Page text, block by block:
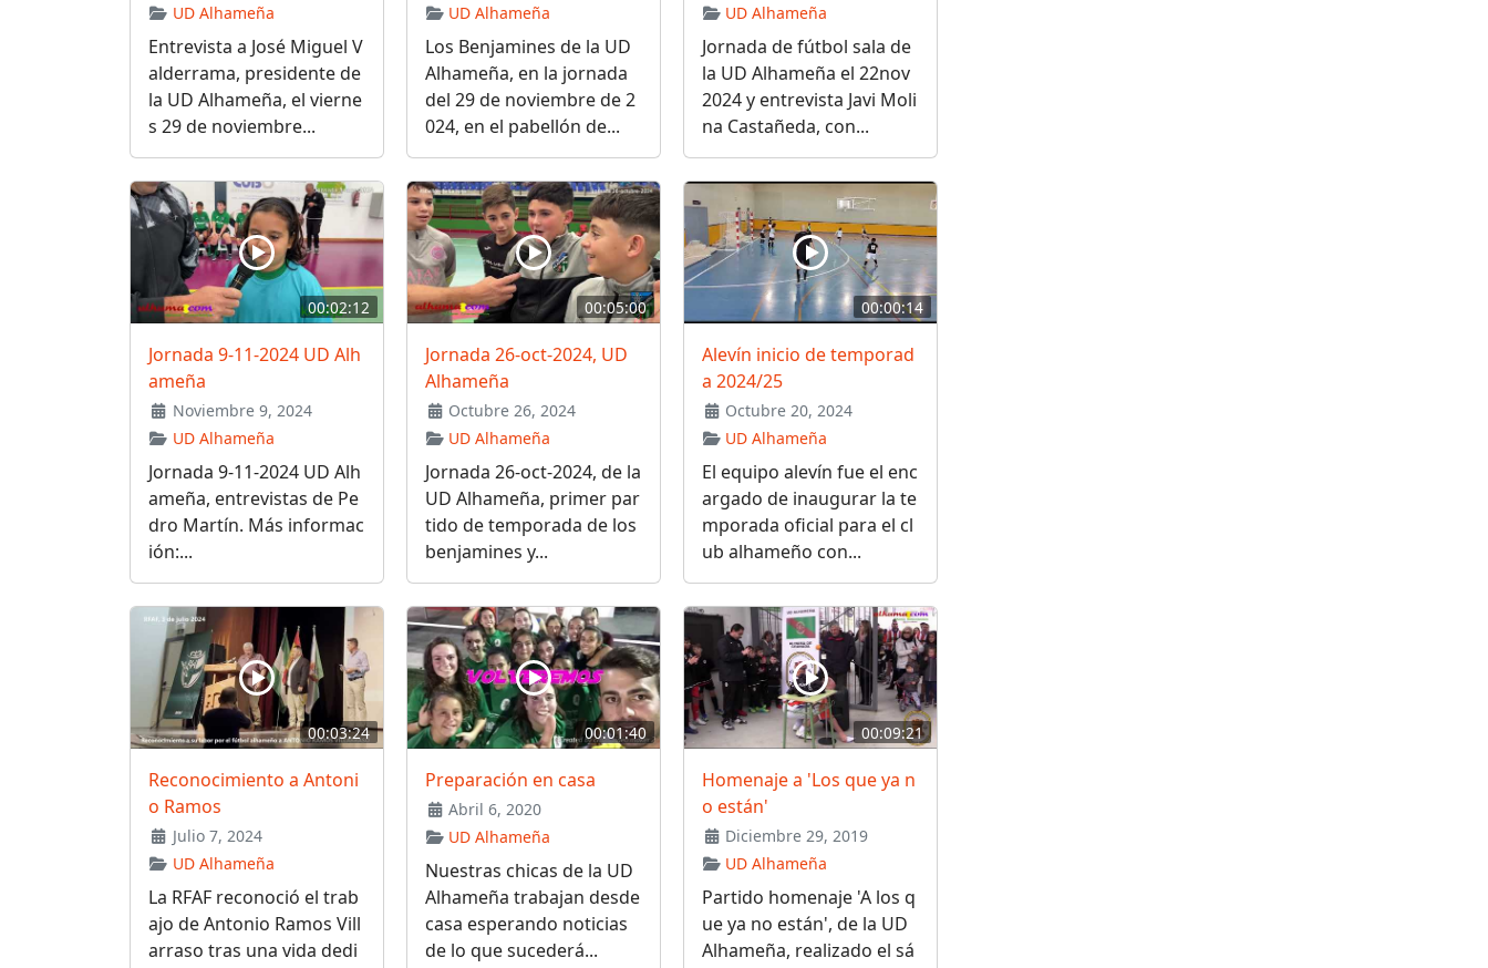
UD Alhameña
Entrevista a José Miguel V
alderrama, presidente de
la UD Alhameña, el vierne
s 29 de noviembre...
UD Alhameña
Los Benjamines de la UD
Alhameña, en la jornada
del 29 de noviembre de 2
024, en el pabellón de...
UD Alhameña
Jornada de fútbol sala de
la UD Alhameña el 22nov
2024 y entrevista Javi Moli
na Castañeda, con...
00:02:12
Jornada 9-11-2024 UD Alh
ameña
Noviembre 9, 2024
UD Alhameña
Jornada 9-11-2024 UD Alh
ameña, entrevistas de Pe
dro Martín. Más informac
ión:...
00:05:00
Jornada 26-oct-2024, UD
Alhameña
Octubre 26, 2024
UD Alhameña
Jornada 26-oct-2024, de la
UD Alhameña, primer par
tido de temporada de los
benjamines y...
00:00:14
Alevín inicio de temporad
a 2024/25
Octubre 20, 2024
UD Alhameña
El equipo alevín fue el enc
argado de inaugurar la te
mporada oficial para el cl
ub alhameño con...
00:03:24
Reconocimiento a Antoni
o Ramos
Julio 7, 2024
UD Alhameña
La RFAF reconoció el trab
ajo de Antonio Ramos Vill
arraso tras una vida dedi
00:01:40
Preparación en casa
Abril 6, 2020
UD Alhameña
Nuestras chicas de la UD
Alhameña trabajan desde
casa esperando noticias
de lo que sucederá...
00:09:21
Homenaje a 'Los que ya n
o están'
Diciembre 29, 2019
UD Alhameña
Partido homenaje 'A los q
ue ya no están', de la UD
Alhameña, realizado el sá